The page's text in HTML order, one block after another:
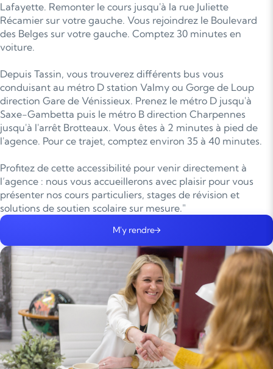
Lafayette. Remonter le cours jusqu'à la rue Juliette
Récamier sur votre gauche. Vous rejoindrez le Boulevard
des Belges sur votre gauche. Comptez 30 minutes en
voiture.
Depuis Tassin, vous trouverez différents bus vous
conduisant au métro D station Valmy ou Gorge de Loup
direction Gare de Vénissieux. Prenez le métro D jusqu'à
Saxe-Gambetta puis le métro B direction Charpennes
jusqu'à l'arrêt Brotteaux. Vous êtes à 2 minutes à pied de
l'agence. Pour ce trajet, comptez environ 35 à 40 minutes.
Profitez de cette accessibilité pour venir directement à
l’agence : nous vous accueillerons avec plaisir pour vous
présenter nos cours particuliers, stages de révision et
solutions de soutien scolaire sur mesure."
M'y rendre